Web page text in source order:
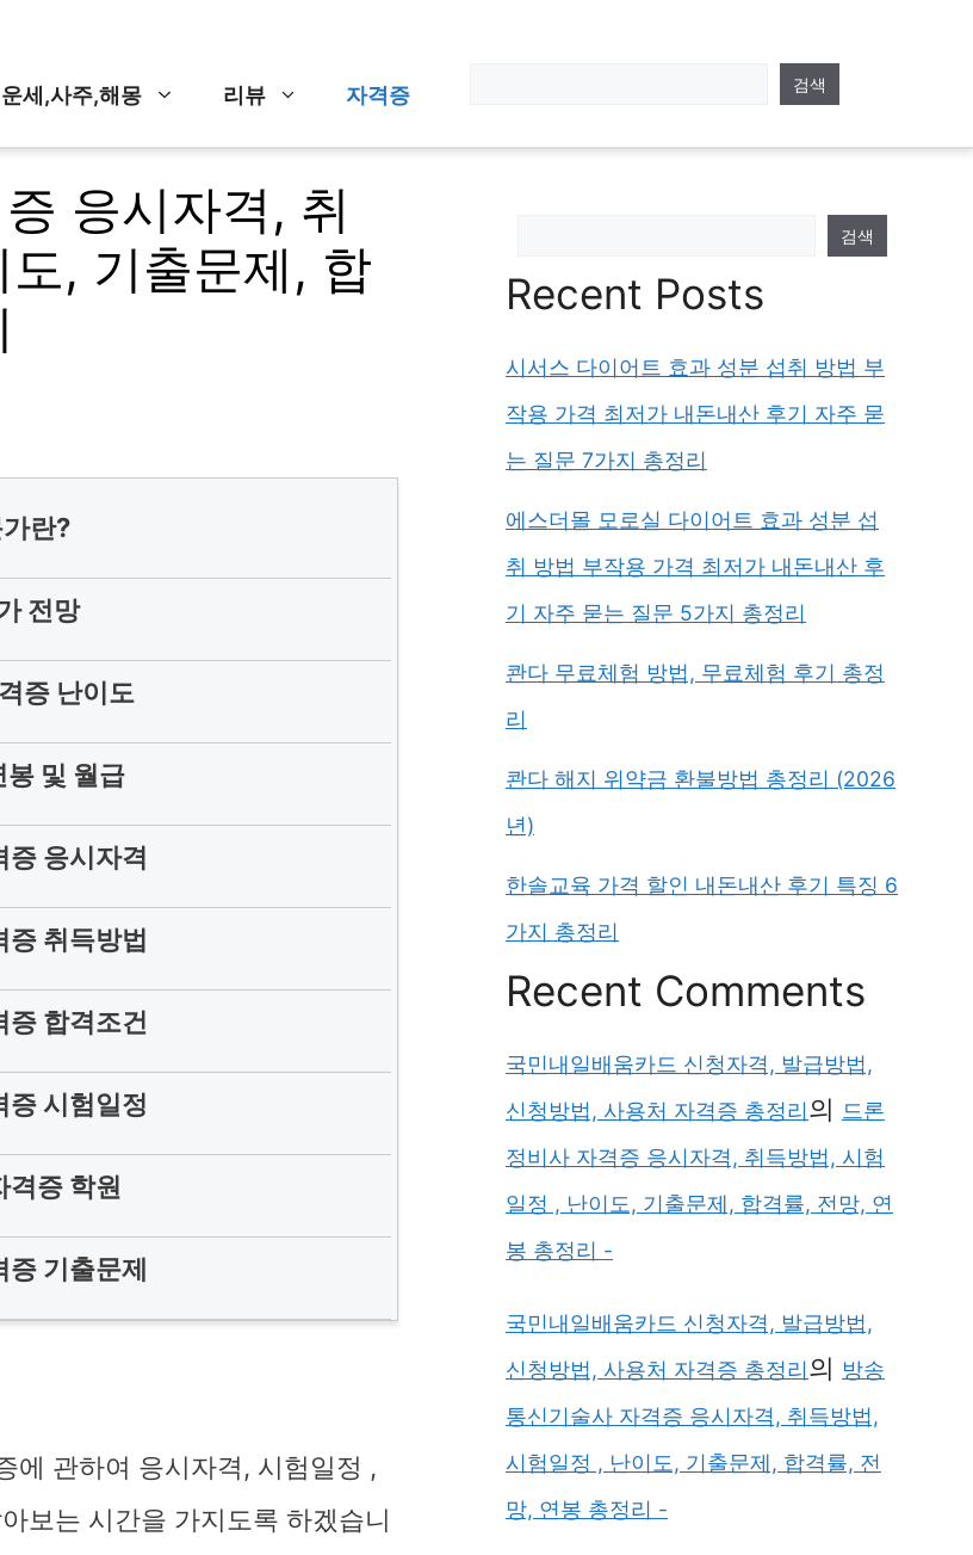
운세,사주,해몽 리뷰 자격증 검색
응시자격, 취
, 기출문제, 합
란?
전망
증 난이도
및 월급
증 응시자격
증 취득방법
증 합격조건
증 시험일정
격증 학원
증 기출문제
에 관하여 응시자격, 시험일정 ,
보는 시간을 가지도록 하겠습니
검색
Recent Posts
시서스 다이어트 효과 성분 섭취 방법 부
작용 가격 최저가 내돈내산 후기 자주 묻
는 질문 7가지 총정리
에스더몰 모로실 다이어트 효과 성분 섭
취 방법 부작용 가격 최저가 내돈내산 후
기 자주 묻는 질문 5가지 총정리
콴다 무료체험 방법, 무료체험 후기 총정
리
콴다 해지 위약금 환불방법 총정리 (2026
년)
한솔교육 가격 할인 내돈내산 후기 특징 6
가지 총정리
Recent Comments
국민내일배움카드 신청자격, 발급방법,
신청방법, 사용처 자격증 총정리의 드론
정비사 자격증 응시자격, 취득방법, 시험
일정 , 난이도, 기출문제, 합격률, 전망, 연
봉 총정리 -
국민내일배움카드 신청자격, 발급방법,
신청방법, 사용처 자격증 총정리의 방송
통신기술사 자격증 응시자격, 취득방법,
시험일정 , 난이도, 기출문제, 합격률, 전
망, 연봉 총정리 -